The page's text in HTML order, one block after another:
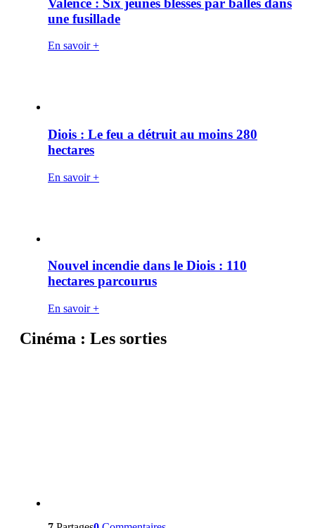
une fusillade
En savoir +
Diois : Le feu a détruit au moins 280
hectares
En savoir +
Nouvel incendie dans le Diois : 110
hectares parcourus
En savoir +
Cinéma : Les sorties